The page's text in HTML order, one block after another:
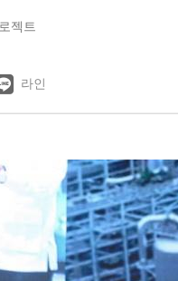
젝트
라인